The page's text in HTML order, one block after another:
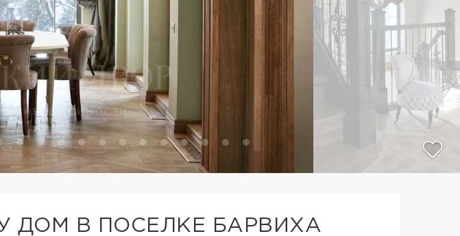
ДОМ В ПОСЕЛКЕ БАРВИХА